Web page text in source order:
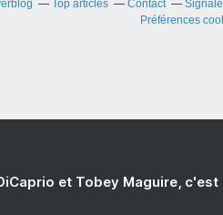
Top articles Contact
Préférences
et Tobey Maguire,